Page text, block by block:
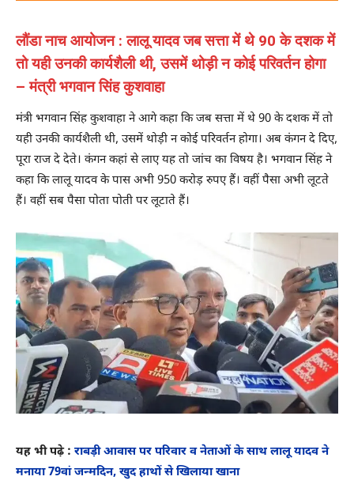
लौंडा नाच आयोजन : लालू यादव जब सत्ता में थे 90 के दशक में
तो यही उनकी कार्यशैली थी, उसमें थोड़ी न कोई परिवर्तन होगा
– मंत्री भगवान सिंह कुशवाहा
मंत्री भगवान सिंह कुशवाहा ने आगे कहा कि जब सत्ता में थे 90 के दशक में तो
यही उनकी कार्यशैली थी, उसमें थोड़ी न कोई परिवर्तन होगा। अब कंगन दे दिए,
पूरा राज दे देते। कंगन कहां से लाए यह तो जांच का विषय है। भगवान सिंह ने
कहा कि लालू यादव के पास अभी 950 करोड़ रुपए हैं। वहीं पैसा अभी लूटते
हैं। वहीं सब पैसा पोता पोती पर लूटाते हैं।
यह भी पढ़े : राबड़ी आवास पर परिवार व नेताओं के साथ लालू यादव ने
मनाया 79वां जन्मदिन, खुद हाथों से खिलाया खाना